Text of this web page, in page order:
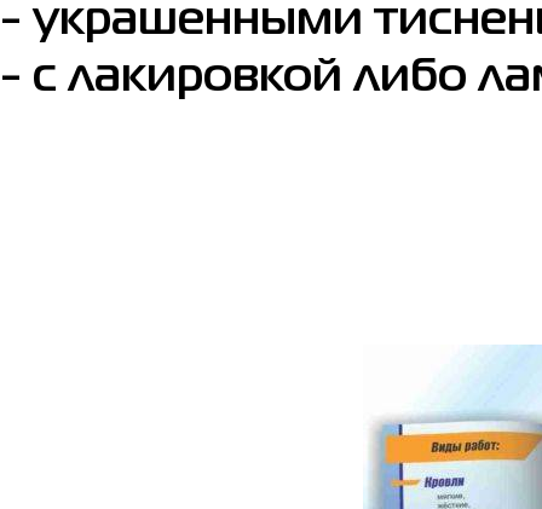
- украшенными
- с лакировкой либо